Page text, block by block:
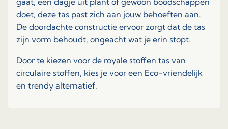
doet, deze tas past zich aan jouw behoeften aan.
De doordachte constructie ervoor zorgt dat de tas
zijn vorm behoudt, ongeacht wat je erin stopt.
Door te kiezen voor de royale stoffen tas van
circulaire stoffen, kies je voor een Eco-vriendelijk
en trendy alternatief.